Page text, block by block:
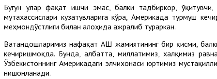
Бугун улар фақат ишчи эмас, балки тадбиркор,
мутахассислари кузатувларига кўра, Америкада турмуш
меҳмондўстлиги билан алоҳида ажралиб тураркан.
Ватандошларимиз нафақат АҚШ жамиятининг бир қисми,
кечиришмоқда. Бунда, албатта, миллатимиз, халқимиз
Ўзбекистоннинг Америкадаги элчихонаси юртимиз
нишонланади.